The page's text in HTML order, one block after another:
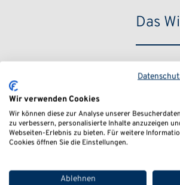
Das
Wir verwenden Cookies
Wir können diese zur Analyse unserer
zu verbessern, personalisierte Inhalte anzuzeigen
Webseiten-Erlebnis zu bieten. Für weitere
Cookies öffnen Sie die Einstellungen.
Ablehnen